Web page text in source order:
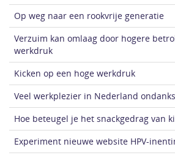
Op weg naar een rookvrije generatie
Verzuim kan omlaag door hogere
werkdruk
Kicken op een hoge werkdruk
Veel werkplezier in Nederland
Hoe beteugel je het snackgedrag van
Experiment nieuwe website HPV-